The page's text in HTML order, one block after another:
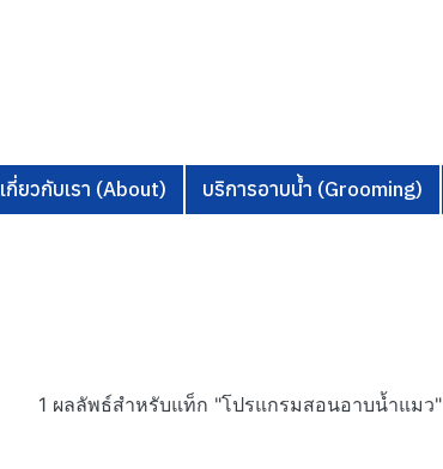
เกี่ยวกับเรา (About) บริการอาบน้ำ (Grooming)
1 ผลลัพธ์สำหรับแท็ก "โปรแกรมสอนอาบน้ำแมว"